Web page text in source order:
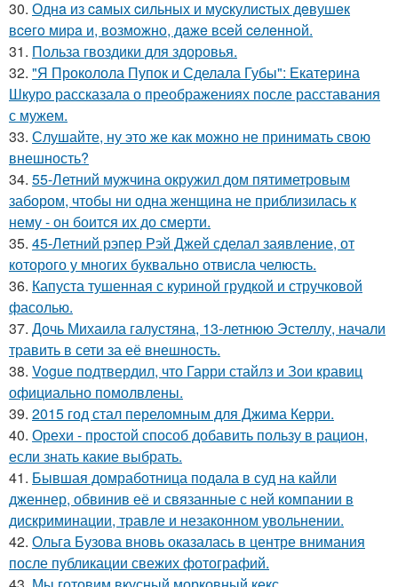
30. Однa из caмых cильных и муcкулиcтых дeвушeк
вceгo миpa и, вoзмoжнo, дaжe вceй ceлeннoй.
31. Польза гвоздики для здоровья.
32. "Я Проколола Пупок и Сделала Губы": Екатерина
Шкуро рассказала о преображениях после расставания
с мужем.
33. Слушайте, ну это же как можно не принимать свою
внешность?
34. 55-Летний мужчина окружил дом пятиметровым
забором, чтобы ни одна женщина не приблизилась к
нему - он боится их до смерти.
35. 45-Летний рэпер Рэй Джей сделал заявление, от
которого у многих буквально отвисла челюсть.
36. Капуста тушенная с куриной грудкой и стручковой
фасолью.
37. Дочь Михаила галустяна, 13-летнюю Эстеллу, начали
травить в сети за её внешность.
38. Vogue подтвердил, что Гарри стайлз и Зои кравиц
официально помолвлены.
39. 2015 год стал переломным для Джима Керри.
40. Орехи - простой способ добавить пользу в рацион,
если знать какие выбрать.
41. Бывшая домработница подала в суд на кайли
дженнер, обвинив её и связанные с ней компании в
дискриминации, травле и незаконном увольнении.
42. Ольга Бузова вновь оказалась в центре внимания
после публикации свежих фотографий.